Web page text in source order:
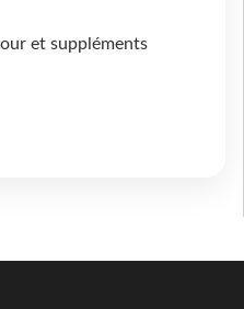
et suppléments